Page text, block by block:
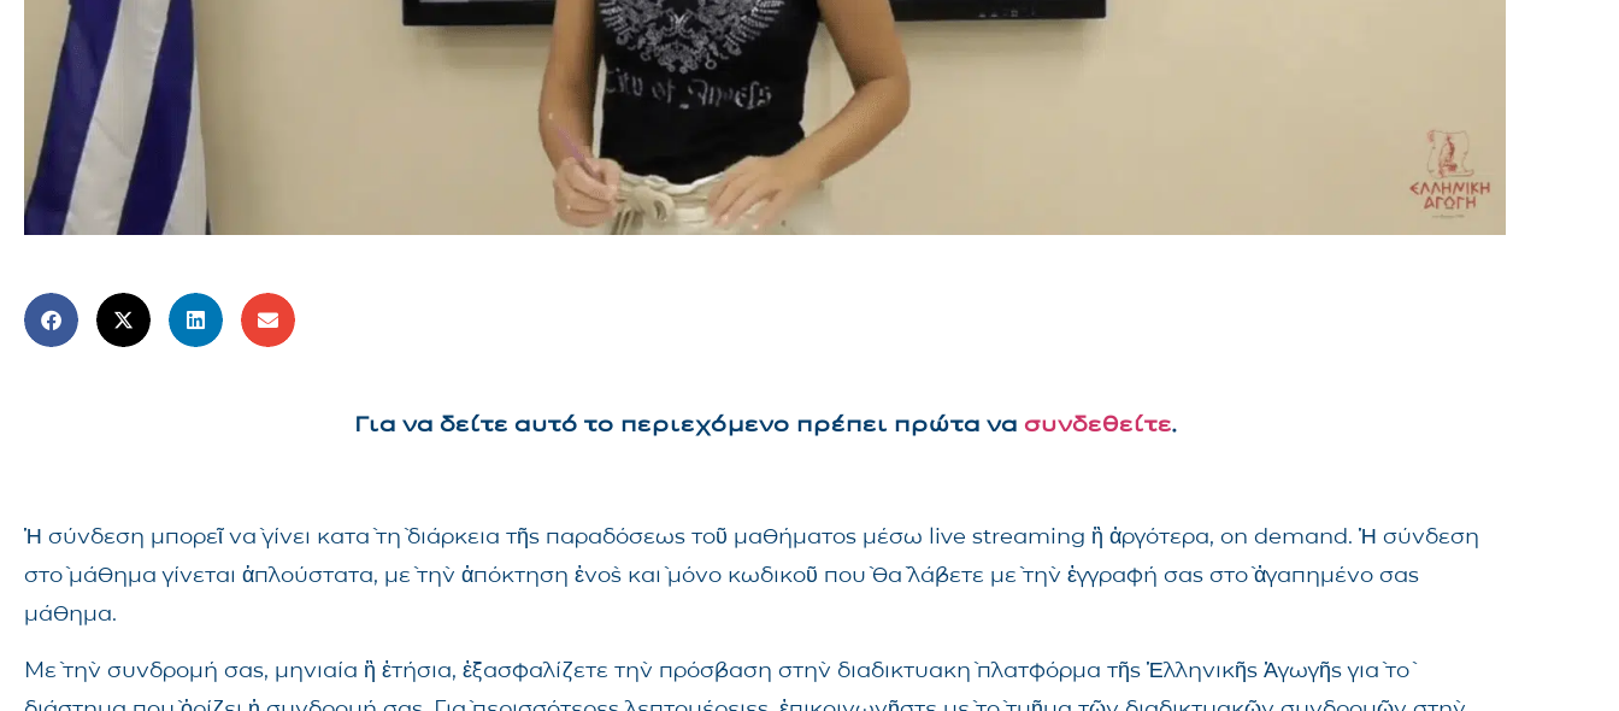
Για να δείτε αυτό το περιεχόμενο πρέπει πρώτα να συνδεθείτε.
Ἡ σύνδεση μπορεῖ νὰ γίνει κατὰ τὴ διάρκεια τῆς παραδόσεως τοῦ μαθήματος μέσω live streaming ἢ ἀργότερα, on demand. Ἡ σύνδεση
στὸ μάθημα γίνεται ἁπλούστατα, μὲ τὴν ἀπόκτηση ἑνὸς καὶ μόνο κωδικοῦ ποὺ θὰ λάβετε μὲ τὴν ἐγγραφή σας στὸ ἀγαπημένο σας
μάθημα.
Μὲ τὴν συνδρομή σας, μηνιαία ἢ ἐτήσια, ἐξασφαλίζετε τὴν πρόσβαση στὴν διαδικτυακὴ πλατφόρμα τῆς Ἑλληνικῆς Ἀγωγῆς γιὰ τὸ